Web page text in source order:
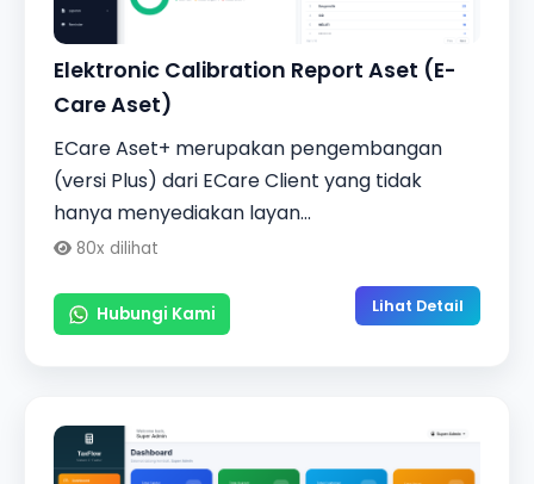
Elektronic Calibration Report Aset (E-
Care Aset)
ECare Aset+ merupakan pengembangan
(versi Plus) dari ECare Client yang tidak
hanya menyediakan layan...
80x dilihat
Hubungi Kami Lihat Detail